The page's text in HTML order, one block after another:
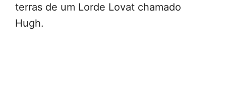
terras de um Lorde Lovat chamado
Hugh.